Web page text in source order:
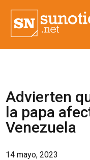
Advierten
la papa
Venezuela
14 mayo, 2023